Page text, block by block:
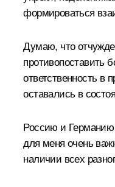
формироваться
Думаю, что
противопоставить
ответственность
оставались в
Россию и Германию
для меня очень
наличии всех